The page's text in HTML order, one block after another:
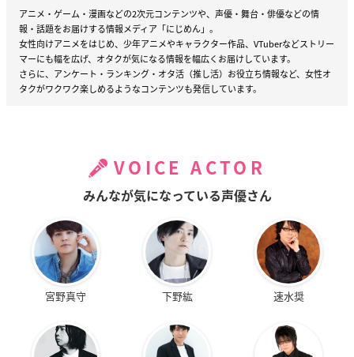
アニメ・ゲーム・漫画などの2次元コンテンツや、声優・舞台・俳優などの情
報・話題をお届けする情報メディア「にじめん」。
女性向けアニメをはじめ、少年アニメやキャラクター作品、VTuberなどストリー
マーにも幅を広げ、オタクが気になる情報を幅広くお届けしています。
さらに、アンケート・ランキング・オタ活（推し活）お役立ち情報など、女性オ
タクがワクワク楽しめるようなコンテンツも発信しています。
VOICE ACTOR
みんなが気になっている声優さん
宮野真守 下野紘 速水奨